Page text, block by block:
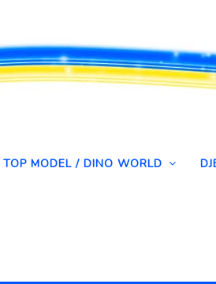
TOP MODEL / DINO WORLD